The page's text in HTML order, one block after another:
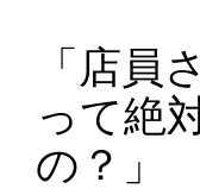
「店員
って絶
の？」